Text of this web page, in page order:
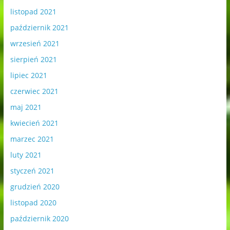
listopad 2021
październik 2021
wrzesień 2021
sierpień 2021
lipiec 2021
czerwiec 2021
maj 2021
kwiecień 2021
marzec 2021
luty 2021
styczeń 2021
grudzień 2020
listopad 2020
październik 2020